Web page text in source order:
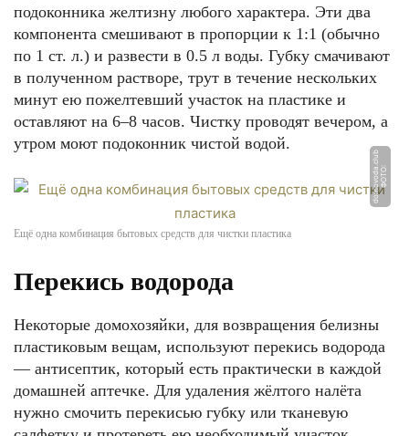
подоконника желтизну любого характера. Эти два
компонента смешивают в пропорции к 1:1 (обычно
по 1 ст. л.) и развести в 0.5 л воды. Губку смачивают
в полученном растворе, трут в течение нескольких
минут ею пожелтевший участок на пластике и
оставляют на 6–8 часов. Чистку проводят вечером, а
утром моют подоконник чистой водой.
Ф
О
Т
О:
d
o
m
o
v
o
d
a.
cl
u
b
Ещё одна комбинация бытовых средств для чистки пластика
Перекись водорода
Некоторые домохозяйки, для возвращения белизны
пластиковым вещам, используют перекись водорода
— антисептик, который есть практически в каждой
домашней аптечке. Для удаления жёлтого налёта
нужно смочить перекисью губку или тканевую